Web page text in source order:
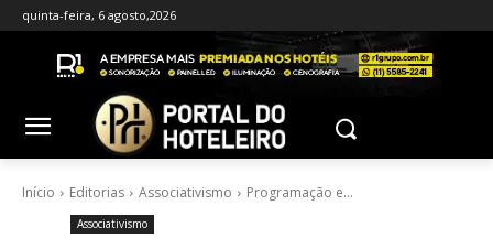
quinta-feira, 6 agosto,2026
Início Editorias Associativismo Programação e...
Associativismo